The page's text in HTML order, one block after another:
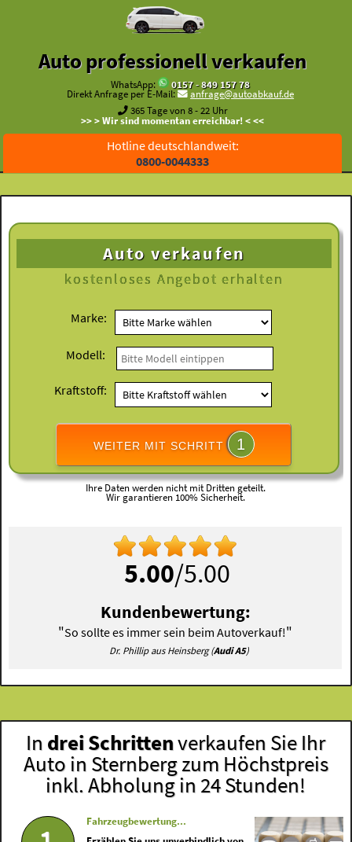
Auto professionell verkaufen
WhatsApp:
0157 - 849 157 78
Direkt Anfrage per E-Mail:
anfrage@autoabkauf.de
365 Tage von 8 - 22 Uhr
>> > Wir sind momentan erreichbar! < <<
Hotline deutschlandweit:
0800-0044333
Auto verkaufen
kostenloses Angebot erhalten
Marke:
Modell:
Kraftstoff:
WEITER MIT SCHRITT 1
Ihre Daten werden nicht mit Dritten geteilt.
Wir garantieren 100% Sicherheit.
5.00/5.00
Kundenbewertung:
"So sollte es immer sein beim Autoverkauf!"
Dr. Phillip aus Heinsberg (Audi A5)
In drei Schrittenverkaufen Sie Ihr
Auto in Sternberg zum Höchstpreis
inkl. Abholung in 24 Stunden!
Fahrzeugbewertung...